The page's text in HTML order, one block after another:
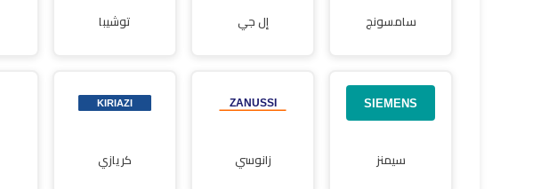
سامسونج إل جي توشيبا
سيمنز زانوسي كريازي